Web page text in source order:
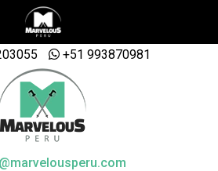
+51 993870981